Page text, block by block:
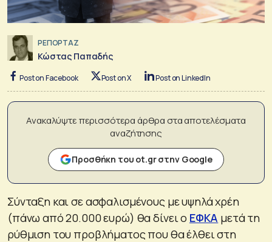
ΡΕΠΟΡΤΑΖ
Κώστας Παπαδής
Post on Facebook Post on X Post on LinkedIn
Ανακαλύψτε περισσότερα άρθρα στα αποτελέσματα
αναζήτησης
Προσθήκη του ot.gr στην Google
Σύνταξη και σε ασφαλισμένους με υψηλά χρέη
(πάνω από 20.000 ευρώ) θα δίνει ο ΕΦΚΑ μετά τη
ρύθμιση του προβλήματος που θα έλθει στη